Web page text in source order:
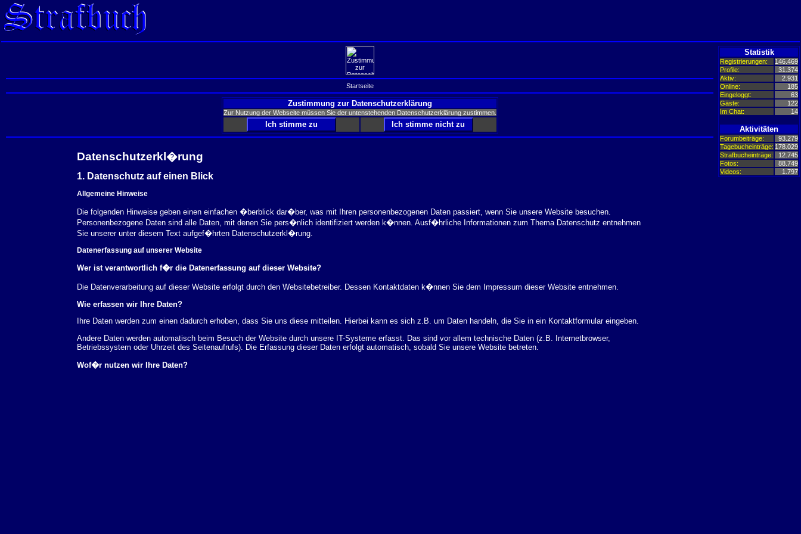
Startseite
Zustimmung zur Datenschutzerklärung
Zur Nutzung der Webseite müssen Sie der untenstehenden Datenschutzerklärung zustimmen.
Datenschutzerkl�rung
1. Datenschutz auf einen Blick
Allgemeine Hinweise
Die folgenden Hinweise geben einen einfachen �berblick dar�ber, was mit Ihren personenbezogenen Daten passiert, wenn Sie unsere Website besuchen.
Personenbezogene Daten sind alle Daten, mit denen Sie pers�nlich identifiziert werden k�nnen. Ausf�hrliche Informationen zum Thema Datenschutz entnehmen
Sie unserer unter diesem Text aufgef�hrten Datenschutzerkl�rung.
Datenerfassung auf unserer Website
Wer ist verantwortlich f�r die Datenerfassung auf dieser Website?
Die Datenverarbeitung auf dieser Website erfolgt durch den Websitebetreiber. Dessen Kontaktdaten k�nnen Sie dem Impressum dieser Website entnehmen.
Wie erfassen wir Ihre Daten?
Ihre Daten werden zum einen dadurch erhoben, dass Sie uns diese mitteilen. Hierbei kann es sich z.B. um Daten handeln, die Sie in ein Kontaktformular eingeben.
Andere Daten werden automatisch beim Besuch der Website durch unsere IT-Systeme erfasst. Das sind vor allem technische Daten (z.B. Internetbrowser,
Betriebssystem oder Uhrzeit des Seitenaufrufs). Die Erfassung dieser Daten erfolgt automatisch, sobald Sie unsere Website betreten.
Wof�r nutzen wir Ihre Daten?
Statistik
Registrierungen:
146.469
Profile:
31.374
Aktiv:
2.931
Online:
185
Eingeloggt:
63
Gäste:
122
Im Chat:
14
Aktivitäten
Forumbeiträge:
93.279
Tagebucheinträge: 178.029
Strafbucheinträge:
12.745
Fotos:
88.749
Videos:
1.797